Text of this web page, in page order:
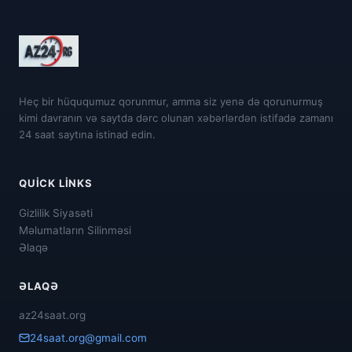
Heç bir hüququmuz qorunmur, amma siz yenə də qorunurmuş
kimi davranın və saytda dərc olunan xəbərlərdən istifadə zamanı
24 saat saytına istinad edin.
QUICK LINKS
Gizlilik Siyasəti
Məlumatların Silinməsi
Əlaqə
ƏLAQƏ
az24saat.org
24saat.org@gmail.com